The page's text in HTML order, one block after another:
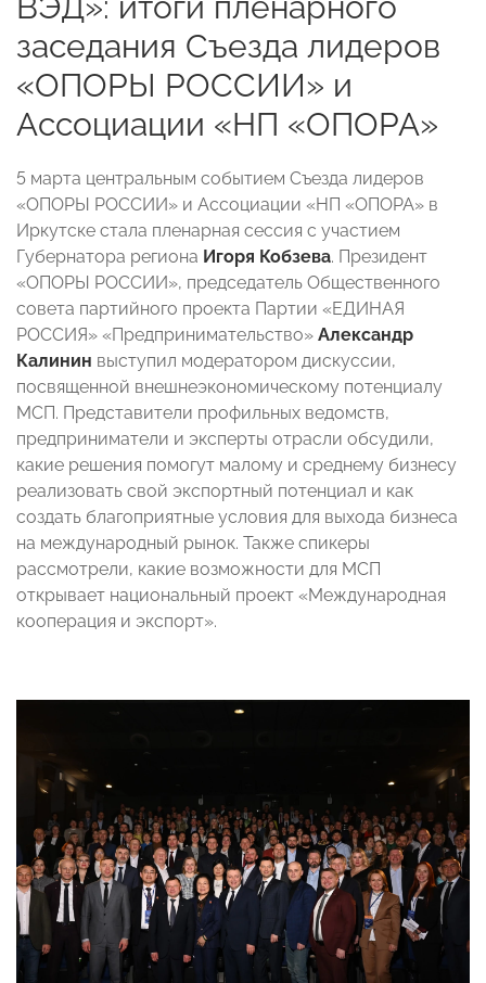
заседания Съезда лидеров
«ОПОРЫ РОССИИ» и
Ассоциации «НП «ОПОРА»
5 марта центральным событием Съезда лидеров
«ОПОРЫ РОССИИ» и Ассоциации «НП «ОПОРА» в
Иркутске стала пленарная сессия с участием
Губернатора региона Игоря Кобзева. Президент
«ОПОРЫ РОССИИ», председатель Общественного
совета партийного проекта Партии «ЕДИНАЯ
РОССИЯ» «Предпринимательство» Александр
Калинин выступил модератором дискуссии,
посвященной внешнеэкономическому потенциалу
МСП. Представители профильных ведомств,
предприниматели и эксперты отрасли обсудили,
какие решения помогут малому и среднему бизнесу
реализовать свой экспортный потенциал и как
создать благоприятные условия для выхода бизнеса
на международный рынок. Также спикеры
рассмотрели, какие возможности для МСП
открывает национальный проект «Международная
кооперация и экспорт».